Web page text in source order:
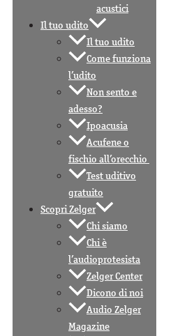
acustici
Il tuo udito
Il tuo udito
Come funziona
l’udito
Non sento e
adesso?
Ipoacusia
Acufene o
fischio all’orecchio
Test uditivo
gratuito
Scopri Zelger
Chi siamo
Chi è
l’audioprotesista
Zelger Center
Dicono di noi
Audio Zelger
Magazine